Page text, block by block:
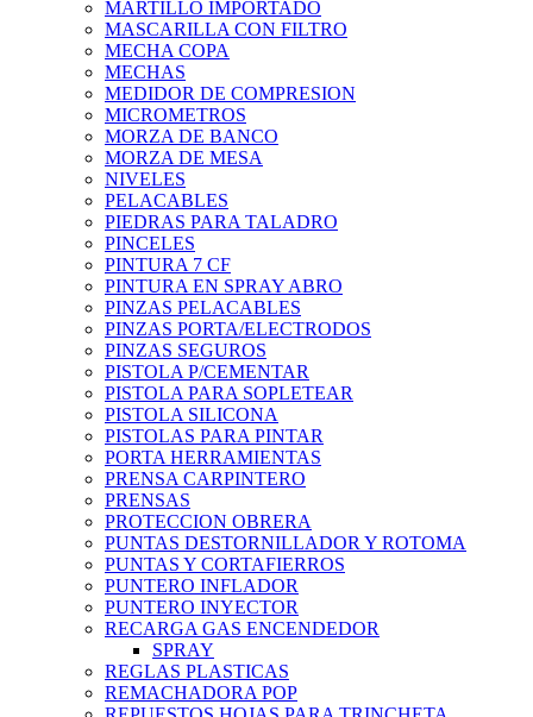
MARTILLO IMPORTADO
MASCARILLA CON FILTRO
MECHA COPA
MECHAS
MEDIDOR DE COMPRESION
MICROMETROS
MORZA DE BANCO
MORZA DE MESA
NIVELES
PELACABLES
PIEDRAS PARA TALADRO
PINCELES
PINTURA 7 CF
PINTURA EN SPRAY ABRO
PINZAS PELACABLES
PINZAS PORTA/ELECTRODOS
PINZAS SEGUROS
PISTOLA P/CEMENTAR
PISTOLA PARA SOPLETEAR
PISTOLA SILICONA
PISTOLAS PARA PINTAR
PORTA HERRAMIENTAS
PRENSA CARPINTERO
PRENSAS
PROTECCION OBRERA
PUNTAS DESTORNILLADOR Y ROTOMA
PUNTAS Y CORTAFIERROS
PUNTERO INFLADOR
PUNTERO INYECTOR
RECARGA GAS ENCENDEDOR
SPRAY
REGLAS PLASTICAS
REMACHADORA POP